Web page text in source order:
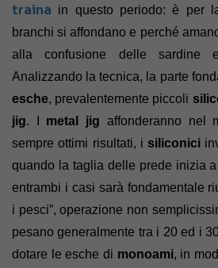
traina in questo periodo: è per
branchi si affondano e perché
alla confusione delle sardine
Analizzando la tecnica, la parte
esche, prevalentemente piccoli
jig. I metal jig affonderanno nel
sempre ottimi risultati, i siliconici
quando la taglia delle prede inizia
entrambi i casi sarà fondamentale
i pesci”, operazione non
pesano generalmente tra i 20 ed i
dotare le esche di monoami, in